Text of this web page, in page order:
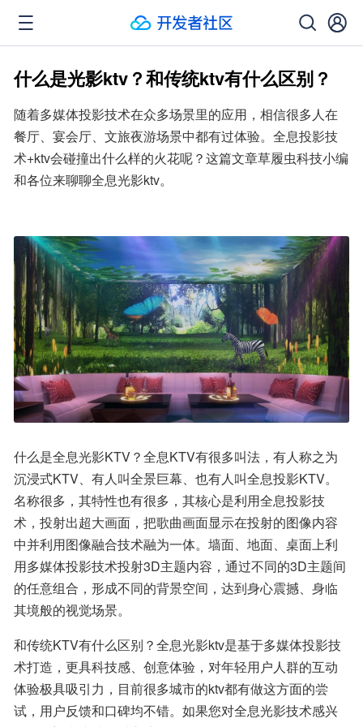
什么是光影ktv？和传统ktv有什么区别？
随着多媒体投影技术在众多场景里的应用，相信很多人在
餐厅、宴会厅、文旅夜游场景中都有过体验。全息投影技
术+ktv会碰撞出什么样的火花呢？这篇文章草履虫科技小编
和各位来聊聊全息光影ktv。
什么是全息光影KTV？全息KTV有很多叫法，有人称之为
沉浸式KTV、有人叫全景巨幕、也有人叫全息投影KTV。
名称很多，其特性也有很多，其核心是利用全息投影技
术，投射出超大画面，把歌曲画面显示在投射的图像内容
中并利用图像融合技术融为一体。墙面、地面、桌面上利
用多媒体投影技术投射3D主题内容，通过不同的3D主题间
的任意组合，形成不同的背景空间，达到身心震撼、身临
其境般的视觉场景。
和传统KTV有什么区别？全息光影ktv是基于多媒体投影技
术打造，更具科技感、创意体验，对年轻用户人群的互动
体验极具吸引力，目前很多城市的ktv都有做这方面的尝
试，用户反馈和口碑均不错。如果您对全息光影技术感兴